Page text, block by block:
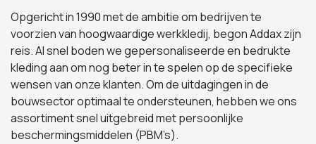
Opgericht in 1990 met de ambitie om bedrijven te
voorzien van hoogwaardige werkkledij, begon Addax zijn
reis. Al snel boden we gepersonaliseerde en bedrukte
kleding aan om nog beter in te spelen op de specifieke
wensen van onze klanten. Om de uitdagingen in de
bouwsector optimaal te ondersteunen, hebben we ons
assortiment snel uitgebreid met persoonlijke
beschermingsmiddelen (PBM’s).